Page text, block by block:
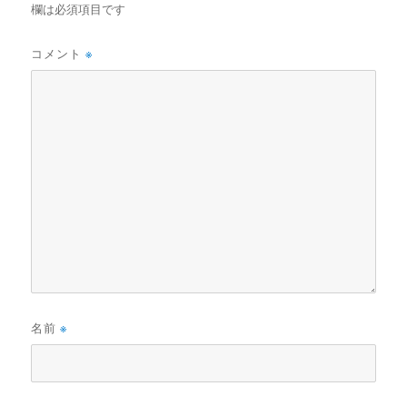
欄は必須項目です
コメント※
名前※